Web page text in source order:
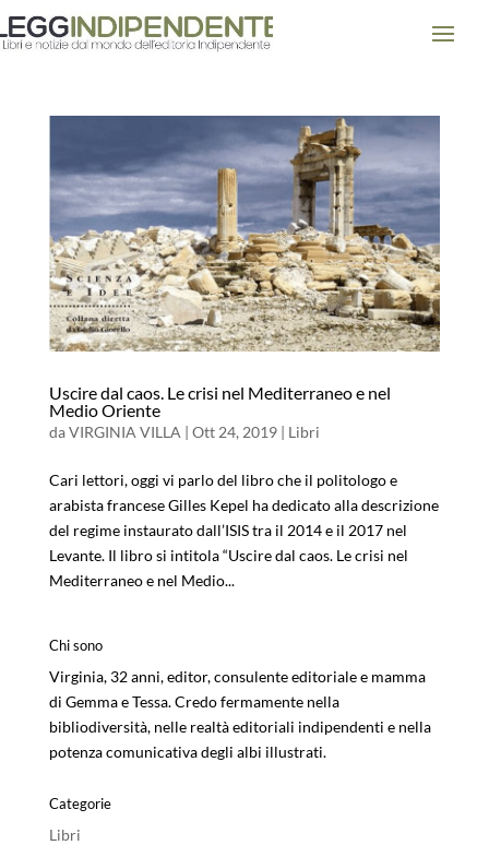
Uscire dal caos. Le crisi nel Mediterraneo e nel
Medio Oriente
daVIRGINIA VILLA | Ott 24, 2019| Libri
Cari lettori, oggi vi parlo del libro che il politologo e
arabista francese Gilles Kepel ha dedicato alla descrizione
del regime instaurato dall’ISIS tra il 2014 e il 2017 nel
Levante. Il libro si intitola “Uscire dal caos. Le crisi nel
Mediterraneo e nel Medio...
Chi sono
Virginia, 32 anni, editor, consulente editoriale e mamma
di Gemma e Tessa. Credo fermamente nella
bibliodiversità, nelle realtà editoriali indipendenti e nella
potenza comunicativa degli albi illustrati.
Categorie
Libri